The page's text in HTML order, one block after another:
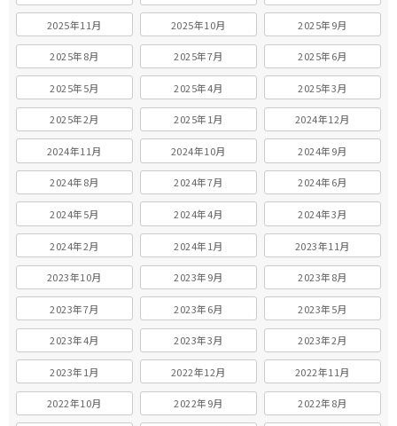
2025年11月 2025年10月 2025年9月
2025年8月 2025年7月 2025年6月
2025年5月 2025年4月 2025年3月
2025年2月 2025年1月 2024年12月
2024年11月 2024年10月 2024年9月
2024年8月 2024年7月 2024年6月
2024年5月 2024年4月 2024年3月
2024年2月 2024年1月 2023年11月
2023年10月 2023年9月 2023年8月
2023年7月 2023年6月 2023年5月
2023年4月 2023年3月 2023年2月
2023年1月 2022年12月 2022年11月
2022年10月 2022年9月 2022年8月